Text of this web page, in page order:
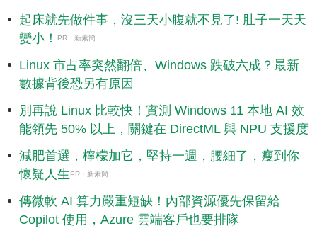
起床就先做件事，沒三天小腹就不見了! 肚子一天天
變小！
PR・新素簡
Linux 市占率突然翻倍、Windows 跌破六成？最新
數據背後恐另有原因
別再說 Linux 比較快！實測 Windows 11 本地 AI 效
能領先 50% 以上，關鍵在 DirectML 與 NPU 支援度
減肥首選，檸檬加它，堅持一週，腰細了，瘦到你
懷疑人生 PR・新素簡
傳微軟 AI 算力嚴重短缺！內部資源優先保留給
Copilot 使用，Azure 雲端客戶也要排隊